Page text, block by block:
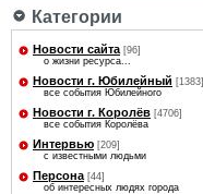
Категории
Новости сайта [96]
о жизни ресурса...
Новости г. Юбилейный [1383]
все события Юбилейного
Новости г. Королёв [4706]
все события Королёва
Интервью [209]
с известными людьми
Персона [44]
об интересных людях города